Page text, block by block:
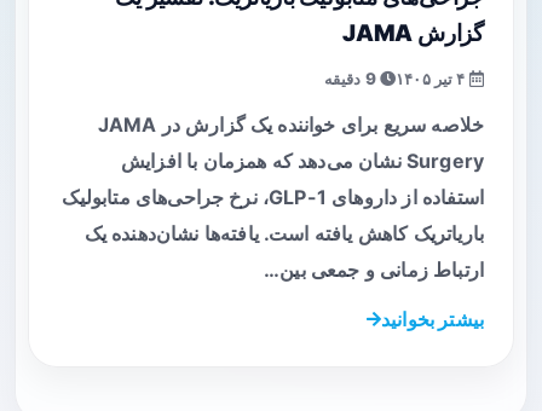
گزارش JAMA
9 دقیقه
خلاصه سریع برای خواننده یک گزارش در JAMA
Surgery نشان می‌دهد که همزمان با افزایش
استفاده از داروهای GLP-1، نرخ جراحی‌های متابولیک
باریاتریک کاهش یافته است. یافته‌ها نشان‌دهنده یک
ارتباط زمانی و جمعی بین…
بیشتر بخوانید